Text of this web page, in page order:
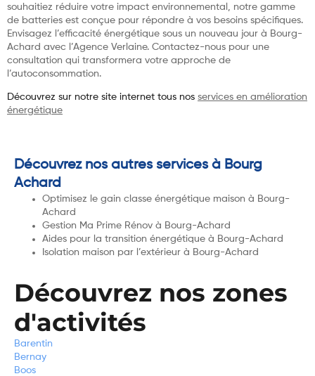
souhaitiez réduire votre impact environnemental, notre gamme
de batteries est conçue pour répondre à vos besoins spécifiques.
Envisagez l’efficacité énergétique sous un nouveau jour à Bourg-
Achard avec l’Agence Verlaine. Contactez-nous pour une
consultation qui transformera votre approche de
l’autoconsommation.
Découvrez sur notre site internet tous nos services en amélioration
énergétique
Découvrez nos autres services à Bourg
Achard
Optimisez le gain classe énergétique maison à Bourg-
Achard
Gestion Ma Prime Rénov à Bourg-Achard
Aides pour la transition énergétique à Bourg-Achard
Isolation maison par l’extérieur à Bourg-Achard
Découvrez nos zones
d'activités
Barentin
Bernay
Boos